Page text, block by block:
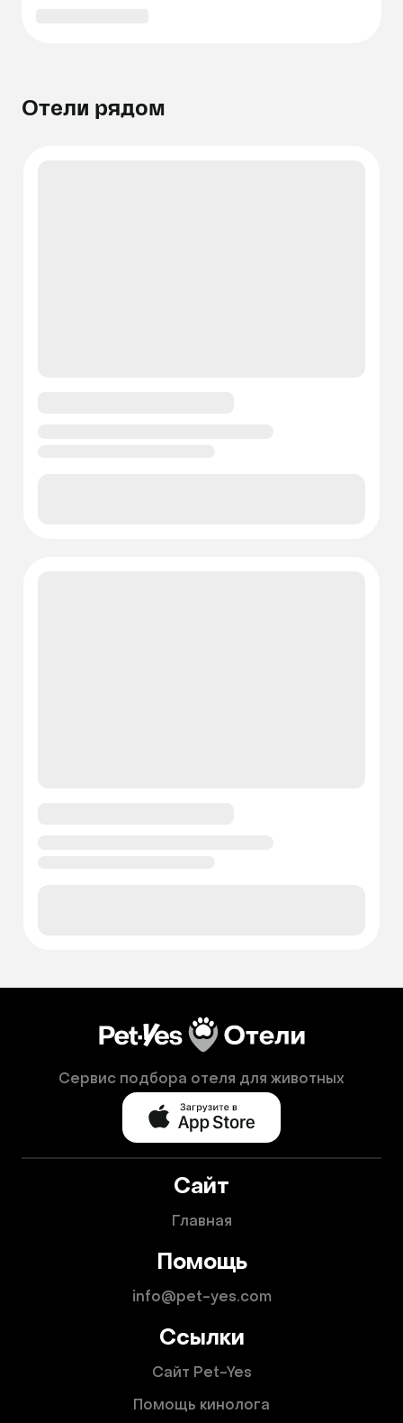
Отели рядом
Сервис подбора отеля для животных
Сайт
Главная
Помощь
info@pet-yes.com
Ссылки
Сайт Pet-Yes
Помощь кинолога